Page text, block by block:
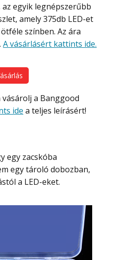
egyik legnépszerűbb
amely 375db LED-et
színben. Az ára
A vásárlásért kattints ide.
ide a teljes leírásért!
egy tároló dobozban,
a LED-eket.